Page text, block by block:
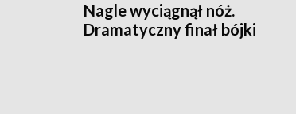
Nagle wyciągnął nóż.
Dramatyczny finał bójki